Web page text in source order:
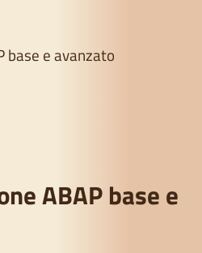
base e avanzato
ABAP base e